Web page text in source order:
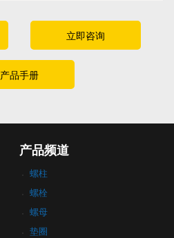
立即咨询
产品手册
产品频道
螺柱
螺栓
螺母
垫圈